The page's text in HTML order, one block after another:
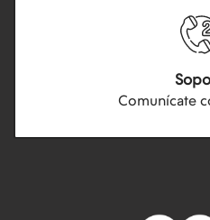
Comunícate